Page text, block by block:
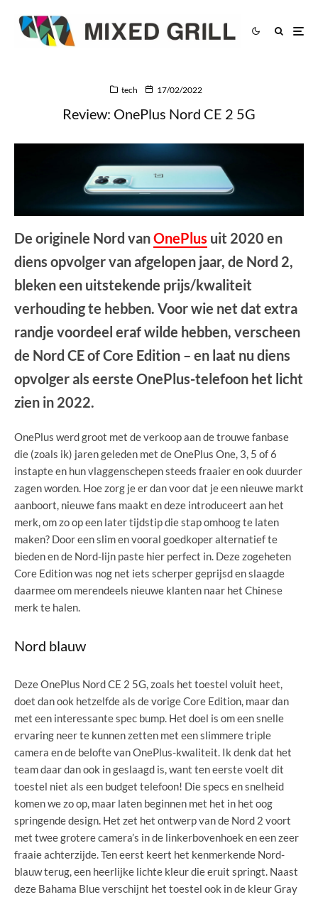
tech 17/02/2022
Review: OnePlus Nord CE 2 5G
De originele Nord vanOnePlus uit 2020 en
diens opvolger van afgelopen jaar, de Nord 2,
bleken een uitstekende prijs/kwaliteit
verhouding te hebben. Voor wie net dat extra
randje voordeel eraf wilde hebben, verscheen
de Nord CE of Core Edition – en laat nu diens
opvolger als eerste OnePlus-telefoon het licht
zien in 2022.
OnePlus werd groot met de verkoop aan de trouwe fanbase
die (zoals ik) jaren geleden met de OnePlus One, 3, 5 of 6
instapte en hun vlaggenschepen steeds fraaier en ook duurder
zagen worden. Hoe zorg je er dan voor dat je een nieuwe markt
aanboort, nieuwe fans maakt en deze introduceert aan het
merk, om zo op een later tijdstip die stap omhoog te laten
maken? Door een slim en vooral goedkoper alternatief te
bieden en de Nord-lijn paste hier perfect in. Deze zogeheten
Core Edition was nog net iets scherper geprijsd en slaagde
daarmee om merendeels nieuwe klanten naar het Chinese
merk te halen.
Nord blauw
Deze OnePlus Nord CE 2 5G, zoals het toestel voluit heet,
doet dan ook hetzelfde als de vorige Core Edition, maar dan
met een interessante spec bump. Het doel is om een snelle
ervaring neer te kunnen zetten met een slimmere triple
camera en de belofte van OnePlus-kwaliteit. Ik denk dat het
team daar dan ook in geslaagd is, want ten eerste voelt dit
toestel niet als een budget telefoon! Die specs en snelheid
komen we zo op, maar laten beginnen met het in het oog
springende design. Het zet het ontwerp van de Nord 2 voort
met twee grotere camera’s in de linkerbovenhoek en een zeer
fraaie achterzijde. Ten eerst keert het kenmerkende Nord-
blauw terug, een heerlijke lichte kleur die eruit springt. Naast
deze Bahama Blue verschijnt het toestel ook in de kleur Gray